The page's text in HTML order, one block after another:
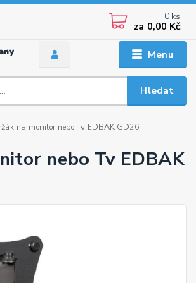
Menu
Hledat
0 ks
za 0,00 Kč
na monitor nebo Tv EDBAK GD26
nebo Tv EDBAK